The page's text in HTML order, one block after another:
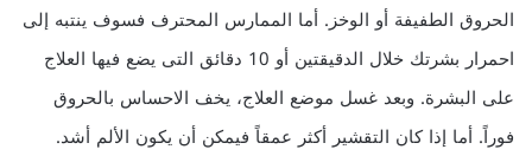
الحروق الطفيفة أو الوخز. أما الممارس المحترف فسوف ينتبه إلى
احمرار بشرتك خلال الدقيقتين أو 10 دقائق التى يضع فيها العلاج
على البشرة. وبعد غسل موضع العلاج، يخف الاحساس بالحروق
فوراً. أما إذا كان التقشير أكثر عمقاً فيمكن أن يكون الألم أشد.